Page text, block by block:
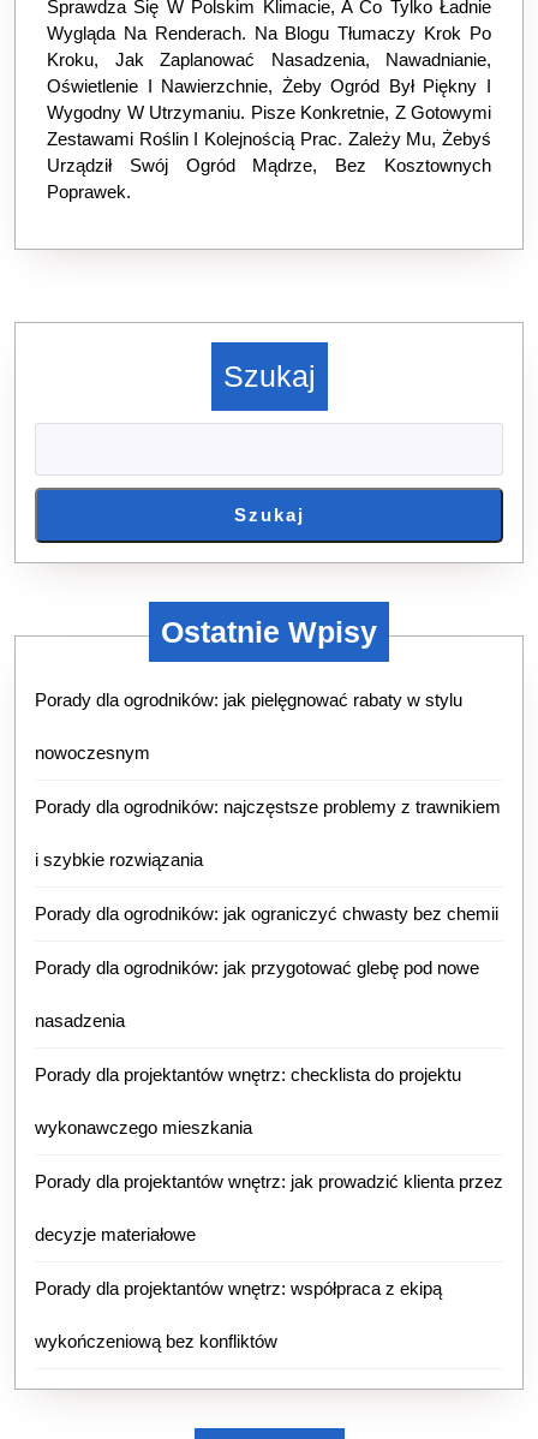
Sprawdza Się W Polskim Klimacie, A Co Tylko Ładnie
Wygląda Na Renderach. Na Blogu Tłumaczy Krok Po
Kroku, Jak Zaplanować Nasadzenia, Nawadnianie,
Oświetlenie I Nawierzchnie, Żeby Ogród Był Piękny I
Wygodny W Utrzymaniu. Pisze Konkretnie, Z Gotowymi
Zestawami Roślin I Kolejnością Prac. Zależy Mu, Żebyś
Urządził Swój Ogród Mądrze, Bez Kosztownych
Poprawek.
Szukaj
Szukaj
Ostatnie Wpisy
Porady dla ogrodników: jak pielęgnować rabaty w stylu
nowoczesnym
Porady dla ogrodników: najczęstsze problemy z trawnikiem
i szybkie rozwiązania
Porady dla ogrodników: jak ograniczyć chwasty bez chemii
Porady dla ogrodników: jak przygotować glebę pod nowe
nasadzenia
Porady dla projektantów wnętrz: checklista do projektu
wykonawczego mieszkania
Porady dla projektantów wnętrz: jak prowadzić klienta przez
decyzje materiałowe
Porady dla projektantów wnętrz: współpraca z ekipą
wykończeniową bez konfliktów